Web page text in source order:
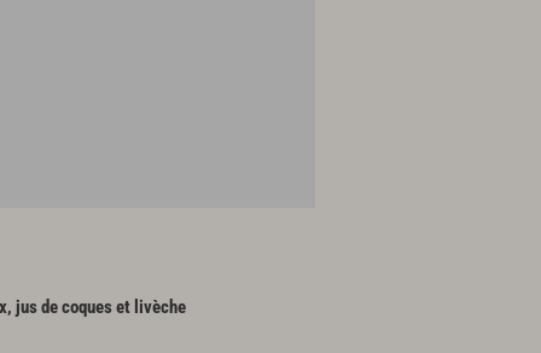
jus de coques et livèche